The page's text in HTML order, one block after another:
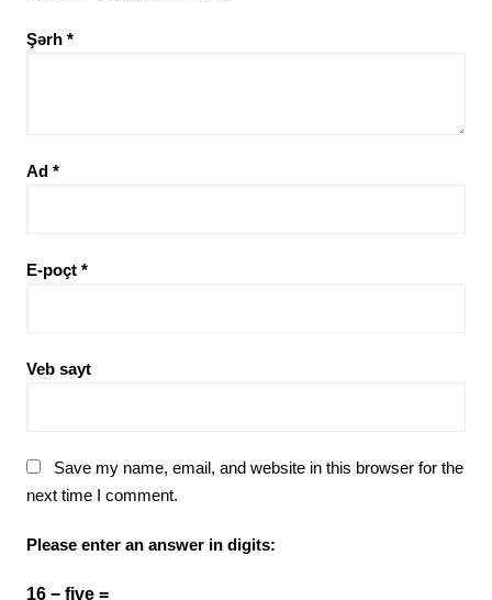
Şərh *
Ad *
E-poçt *
Veb sayt
Save my name, email, and website in this browser for the
next time I comment.
Please enter an answer in digits:
16 − five =